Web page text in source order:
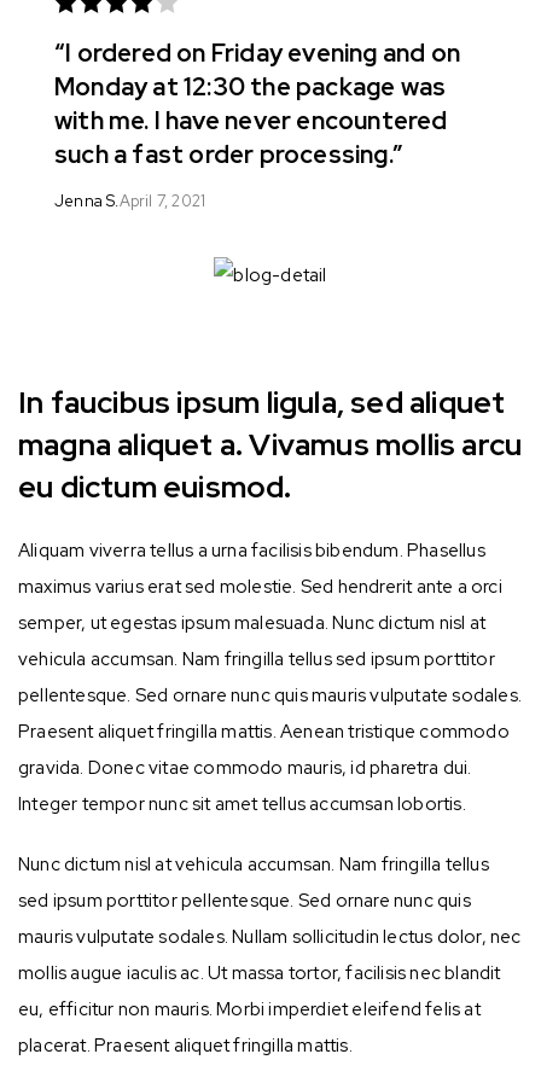
“I ordered on Friday evening and on
Monday at 12:30 the package was
with me. I have never encountered
such a fast order processing.”
out of 5
Jenna S.April 7, 2021
In faucibus ipsum ligula, sed aliquet
magna aliquet a. Vivamus mollis arcu
eu dictum euismod.
Aliquam viverra tellus a urna facilisis bibendum. Phasellus
maximus varius erat sed molestie. Sed hendrerit ante a orci
semper, ut egestas ipsum malesuada. Nunc dictum nisl at
vehicula accumsan. Nam fringilla tellus sed ipsum porttitor
pellentesque. Sed ornare nunc quis mauris vulputate sodales.
Praesent aliquet fringilla mattis. Aenean tristique commodo
gravida. Donec vitae commodo mauris, id pharetra dui.
Integer tempor nunc sit amet tellus accumsan lobortis.
Nunc dictum nisl at vehicula accumsan. Nam fringilla tellus
sed ipsum porttitor pellentesque. Sed ornare nunc quis
mauris vulputate sodales. Nullam sollicitudin lectus dolor, nec
mollis augue iaculis ac. Ut massa tortor, facilisis nec blandit
eu, efficitur non mauris. Morbi imperdiet eleifend felis at
placerat. Praesent aliquet fringilla mattis.